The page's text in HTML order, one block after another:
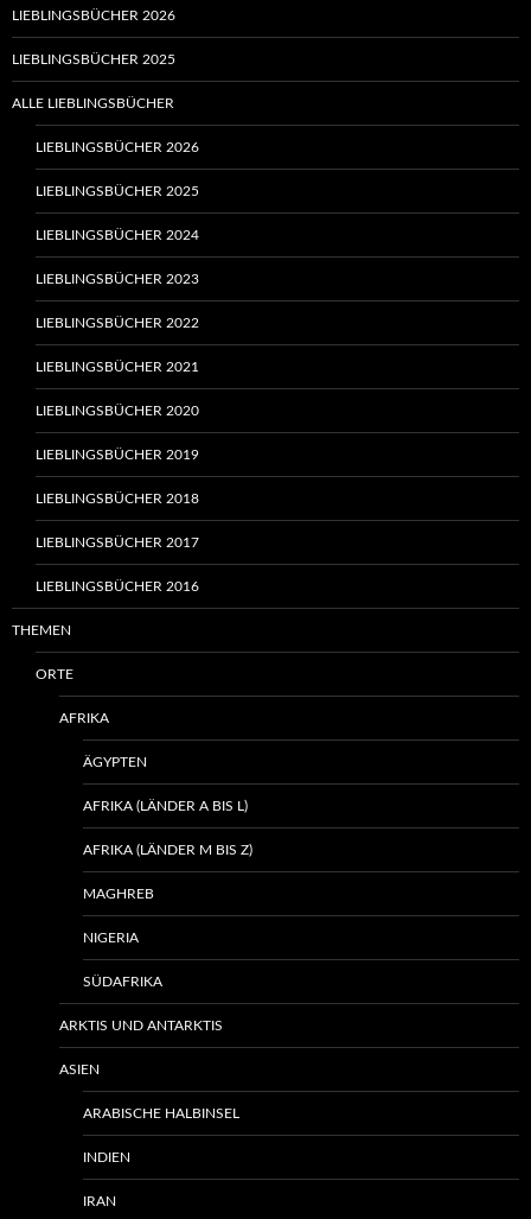
LIEBLINGSBÜCHER 2026
LIEBLINGSBÜCHER 2025
ALLE LIEBLINGSBÜCHER
LIEBLINGSBÜCHER 2026
LIEBLINGSBÜCHER 2025
LIEBLINGSBÜCHER 2024
LIEBLINGSBÜCHER 2023
LIEBLINGSBÜCHER 2022
LIEBLINGSBÜCHER 2021
LIEBLINGSBÜCHER 2020
LIEBLINGSBÜCHER 2019
LIEBLINGSBÜCHER 2018
LIEBLINGSBÜCHER 2017
LIEBLINGSBÜCHER 2016
THEMEN
ORTE
AFRIKA
ÄGYPTEN
AFRIKA (LÄNDER A BIS L)
AFRIKA (LÄNDER M BIS Z)
MAGHREB
NIGERIA
SÜDAFRIKA
ARKTIS UND ANTARKTIS
ASIEN
ARABISCHE HALBINSEL
INDIEN
IRAN